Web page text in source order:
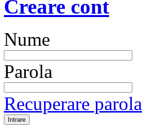
Creare cont
Nume
Parola
Recuperare parola